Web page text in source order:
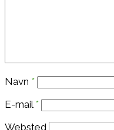
Navn *
E-mail *
Websted